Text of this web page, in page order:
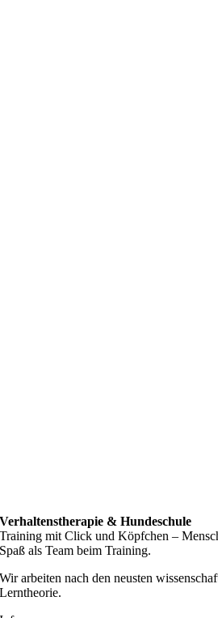
Verhaltenstherapie & Hundeschule
Training mit Click und Köpfchen –
Spaß als Team beim Training.
Wir arbeiten nach den neusten
Lerntheorie.